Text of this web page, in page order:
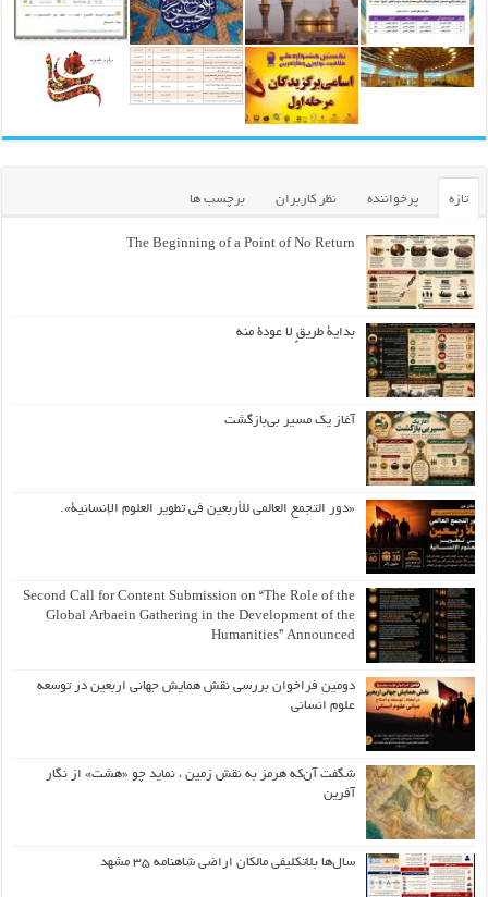
تازه پرخواننده نظر کاربران برچسب ها
The Beginning of a Point of No Return
بداية طريقٍ لا عودة منه
آغاز یک مسیر بی‌بازگشت
«دور التجمع العالمي للأربعين في تطوير العلوم الإنسانية».
Second Call for Content Submission on “The Role of the
Global Arbaein Gathering in the Development of the
Humanities” Announced
دومین فراخوان بررسی نقش همایش جهانی اربعین در توسعه
علوم انسانی
شگفت آن‌که هرمز به نقش زمین ، نماید چو «هشت» از نگار
آفرین
سال‌ها بلاتکلیفی مالکان اراضی شاهنامه ۳۵ مشهد